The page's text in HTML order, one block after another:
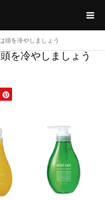
頭を冷やしましょう
を冷やしましょう